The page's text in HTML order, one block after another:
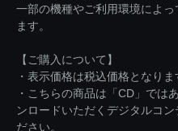
一部の機種やご利用環境によ
ます。
【ご購入について】
・表示価格は税込価格となりま
・こちらの商品は「CD」では
ンロードいただくデジタルコ
ださい。